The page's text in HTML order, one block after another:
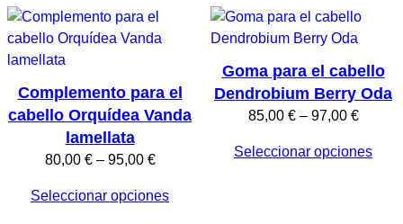
127,00 €
Complemento para el
cabello Orquídea Vanda
lamellata
80,00 € – 95,00 €Rango
precios:
Seleccionar opciones
Goma para el cabello
Dendrobium Berry Oda
85,00 € – 97,00 €Rango
Seleccionar opciones